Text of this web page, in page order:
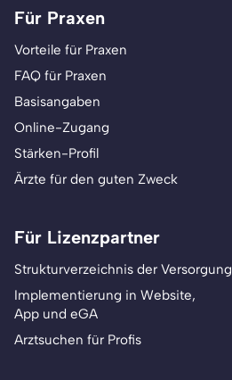
Für Praxen
Vorteile für Praxen
FAQ für Praxen
Basisangaben
Online-Zugang
Stärken-Profil
Ärzte für den guten Zweck
Für Lizenzpartner
Strukturverzeichnis der Versorgung
Implementierung in Website,
App und eGA
Arztsuchen für Profis